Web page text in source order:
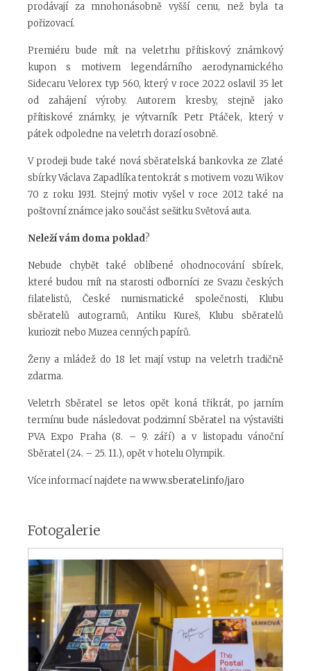
prodávají za mnohonásobně vyšší cenu, než byla ta
pořizovací.
Premiéru bude mít na veletrhu přítiskový známkový
kupon s motivem legendárního aerodynamického
Sidecaru Velorex typ 560, který v roce 2022 oslavil 35 let
od zahájení výroby. Autorem kresby, stejně jako
přítiskové známky, je výtvarník Petr Ptáček, který v
pátek odpoledne na veletrh dorazí osobně.
V prodeji bude také nová sběratelská bankovka ze Zlaté
sbírky Václava Zapadlíka tentokrát s motivem vozu Wikov
70 z roku 1931. Stejný motiv vyšel v roce 2012 také na
poštovní známce jako součást sešitku Světová auta.
Neleží vám doma poklad?
Nebude chybět také oblíbené ohodnocování sbírek,
které budou mít na starosti odborníci ze Svazu českých
filatelistů, České numismatické společnosti, Klubu
sběratelů autogramů, Antiku Kureš, Klubu sběratelů
kuriozit nebo Muzea cenných papírů.
Ženy a mládež do 18 let mají vstup na veletrh tradičně
zdarma.
Veletrh Sběratel se letos opět koná třikrát, po jarním
termínu bude následovat podzimní Sběratel na výstavišti
PVA Expo Praha (8. – 9. září) a v listopadu vánoční
Sběratel (24. – 25. 11.), opět v hotelu Olympik.
Více informací najdete nawww.sberatel.info/jaro
Fotogalerie